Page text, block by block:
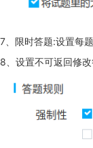
7、限时答题:设置每
8、设置不可返回修